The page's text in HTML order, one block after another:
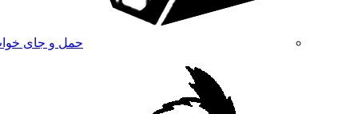
حمل و جای